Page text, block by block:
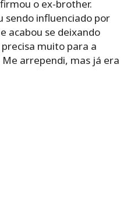
o ex-brother.
sendo influenciado por
acabou se deixando
muito para a
arrependi, mas já era